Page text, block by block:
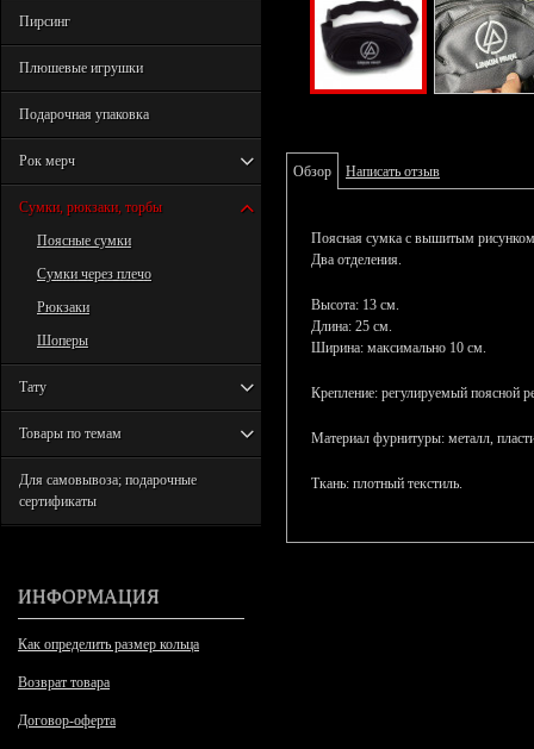
Пирсинг
Плюшевые игрушки
Подарочная упаковка
Рок мерч
Сумки, рюкзаки, торбы
Поясные сумки
Сумки через плечо
Рюкзаки
Шоперы
Тату
Товары по темам
Для самовывоза; подарочные
сертификаты
ИНФОРМАЦИЯ
Как определить размер кольца
Возврат товара
Договор-оферта
Обзор Написать отзыв
Поясная сумка с вышитым
Два отделения.
Высота: 13 см.
Длина: 25 см.
Ширина: максимально 10 см.
Крепление: регулируемый поясной
Материал фурнитуры: металл,
Ткань: плотный текстиль.